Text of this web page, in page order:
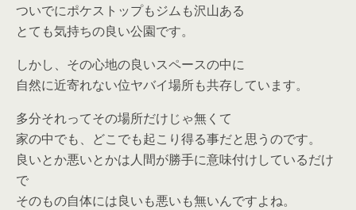
ついでにポケストップもジムも沢山ある
とても気持ちの良い公園です。
しかし、その心地の良いスペースの中に
自然に近寄れない位ヤバイ場所も共存しています。
多分それってその場所だけじゃ無くて
家の中でも、どこでも起こり得る事だと思うのです。
良いとか悪いとかは人間が勝手に意味付けしているだけ
で
そのもの自体には良いも悪いも無いんですよね。